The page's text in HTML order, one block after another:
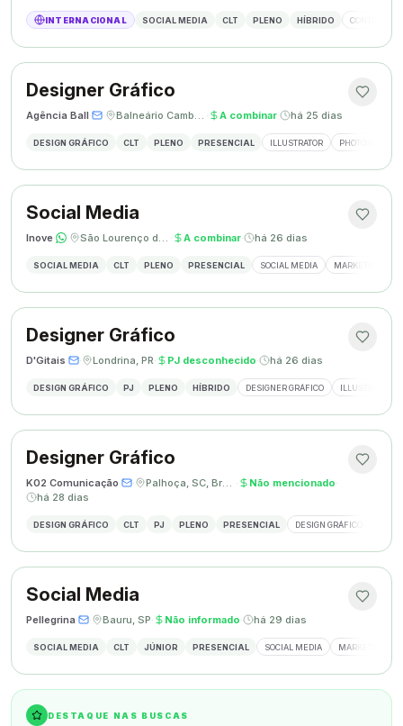
INTERNACIONAL SOCIAL MEDIA CLT PLENO HÍBRIDO CONTENT
Designer Gráfico
Agência Ball· · Balneário Camboriú, SC · A combinar· há 25 dias
DESIGN GRÁFICO CLT PLENO PRESENCIAL ILLUSTRATOR PHOTOSHOP
Social Media
Inove· · São Lourenço do Oeste, SC · A combinar· há 26 dias
SOCIAL MEDIA CLT PLENO PRESENCIAL SOCIAL MEDIA MARKETING
Designer Gráfico
D'Gitais· · Londrina, PR· PJ desconhecido· há 26 dias
DESIGN GRÁFICO PJ PLENO HÍBRIDO DESIGNER GRÁFICO ILLUSTRATOR
Designer Gráfico
K02 Comunicação· · Palhoça, SC, Brasil · Não mencionado·
há 28 dias
DESIGN GRÁFICO CLT PJ PLENO PRESENCIAL DESIGN GRÁFICO
Social Media
Pellegrina· · Bauru, SP· Não informado· há 29 dias
SOCIAL MEDIA CLT JÚNIOR PRESENCIAL SOCIAL MEDIA MARKETING
DESTAQUE NAS BUSCAS